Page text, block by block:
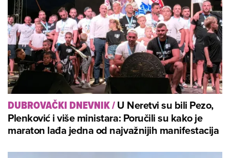
DUBROVAČKI DNEVNIK/U Neretvi su bili Pezo,
Plenković i više ministara: Poručili su kako je
maraton lađa jedna od najvažnijih manifestacija